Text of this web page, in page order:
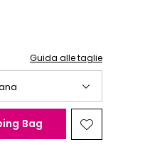
Guida alle taglie
Bag
Sposta
nella